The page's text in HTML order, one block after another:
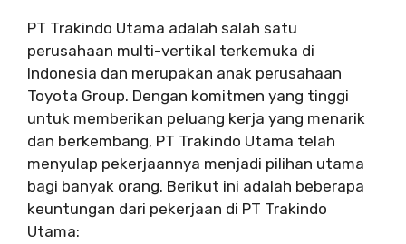
PT Trakindo Utama adalah salah satu
perusahaan multi-vertikal terkemuka di
Indonesia dan merupakan anak perusahaan
Toyota Group. Dengan komitmen yang tinggi
untuk memberikan peluang kerja yang menarik
dan berkembang, PT Trakindo Utama telah
menyulap pekerjaannya menjadi pilihan utama
bagi banyak orang. Berikut ini adalah beberapa
keuntungan dari pekerjaan di PT Trakindo
Utama: